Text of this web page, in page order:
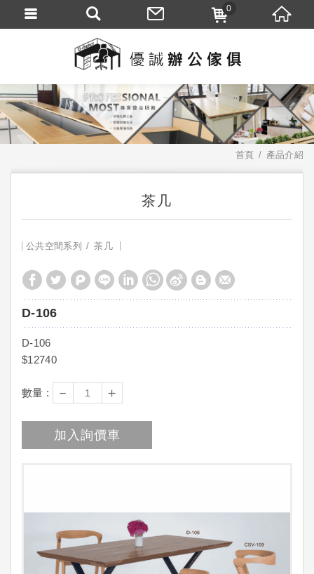
首頁 產品介紹
茶几
公共空間系列 茶几
D-106
D-106
$12740
數量 : － ＋
加入詢價車
0